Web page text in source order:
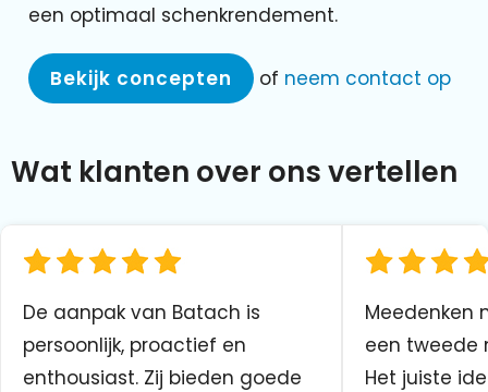
een optimaal schenkrendement.
Bekijk concepten of neem contact op
Wat klanten over ons vertellen
De aanpak van Batach is
persoonlijk, proactief en
enthousiast. Zij bieden goede
Meedenken
een tweede
Het juiste